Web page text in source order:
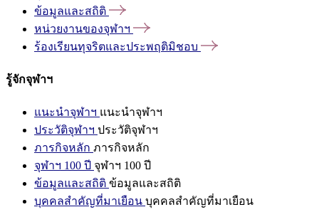
ข้อมูลและสถิติ
หน่วยงานของจุฬาฯ
ร้องเรียนทุจริตและประพฤติมิชอบ
รู้จักจุฬาฯ
แนะนำจุฬาฯ แนะนำจุฬาฯ
ประวัติจุฬาฯ ประวัติจุฬาฯ
ภารกิจหลัก ภารกิจหลัก
จุฬาฯ 100 ปี จุฬาฯ 100 ปี
ข้อมูลและสถิติ ข้อมูลและสถิติ
บุคคลสำคัญที่มาเยือน บุคคลสำคัญที่มาเยือน